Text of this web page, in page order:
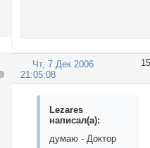
15
Чт, 7 Дек 2006
21:05:08
Lezares
написал(а):
думаю - Доктор